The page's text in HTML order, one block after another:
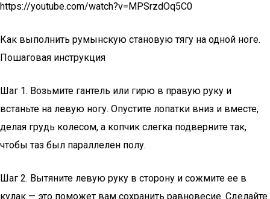
https://youtube.com/watch?v=MPSrzdOq5C0
Как выполнить румынскую становую тягу на одной ноге.
Пошаговая инструкция
Шаг 1. Возьмите гантель или гирю в правую руку и
встаньте на левую ногу. Опустите лопатки вниз и вместе,
делая грудь колесом, а копчик слегка подверните так,
чтобы таз был параллелен полу.
Шаг 2. Вытяните левую руку в сторону и сожмите ее в
кулак — это поможет вам сохранить равновесие. Сделайте